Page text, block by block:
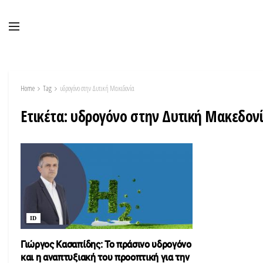
Home Tag υδρογόνο στην Δυτική Μακεδονία
Ετικέτα:υδρογόνο στην Δυτική
ID
Γιώργος Κασαπίδης: To πράσινο υδρογόνο
και η αναπτυξιακή του προοπτική για την